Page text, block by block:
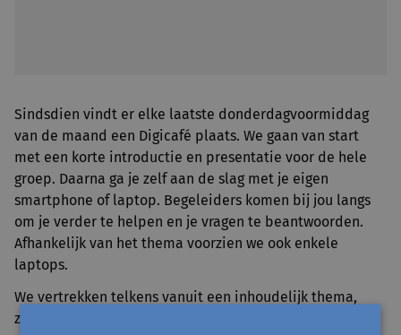
Sindsdien vindt er elke laatste donderdagvoormiddag
van de maand een Digicafé plaats. We gaan van start
met een korte introductie en presentatie voor de hele
groep. Daarna ga je zelf aan de slag met je eigen
smartphone of laptop. Begeleiders komen bij jou langs
om je verder te helpen en je vragen te beantwoorden.
Afhankelijk van het thema voorzien we ook enkele
laptops.
We vertrekken telkens vanuit een inhoudelijk thema,
zoals: